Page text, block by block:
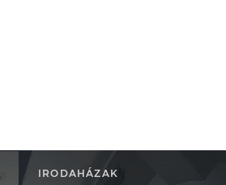
IRODAHÁZAK